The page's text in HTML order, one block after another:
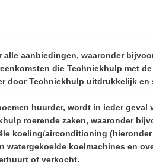
alle aanbiedingen, waaronder
die Techniekhulp met
door Techniekhulp uitdrukkelijk
huurder, wordt in ieder geval
roerende zaken, waaronder
koeling/airconditioning
watergekoelde koelmachines en
of verkocht.